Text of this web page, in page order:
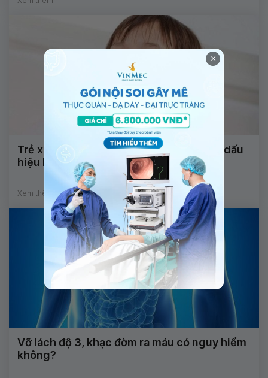
Trẻ xuất hiện ho, sổ mũi kèm theo sốt là dấu
hiệu bệnh lý gì?
Xem thêm
Vỡ lách độ 3, khạc đờm ra máu có nguy hiểm
không?
×